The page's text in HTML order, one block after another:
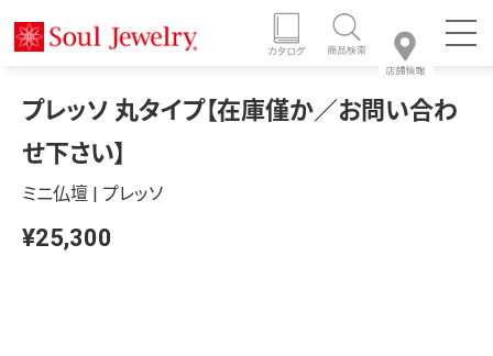
プレッソ 丸タイプ【在庫僅か／お問い合わ
せ下さい】
ミニ仏壇 | プレッソ
¥25,300